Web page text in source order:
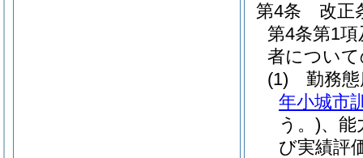
第4条
改正
第4条第1
者につい
(1)
勤務
年小城市
う。)、能
び実績評